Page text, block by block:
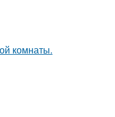
комнаты.